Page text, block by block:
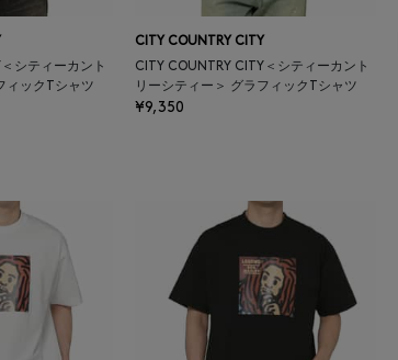
シティーカント
ィックTシャツ
CITY COUNTRY CITY
CITY COUNTRY CITY＜シティーカント
リーシティー＞ グラフィックTシャツ
¥9,350